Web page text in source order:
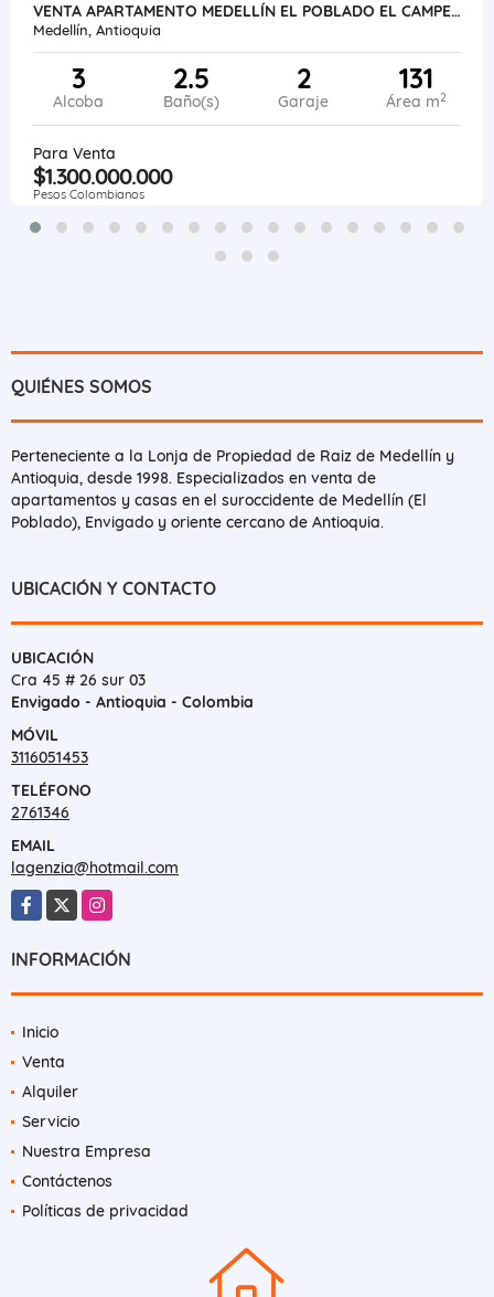
VENTA APARTAMENTO MEDELLÍN EL POBLADO EL CAMPESTRE.
Medellín, Antioquia
3
Alcoba
2.5
Baño(s)
2
Garaje
131
Área m2
Para Venta
$1.300.000.000
Pesos Colombianos
QUIÉNES SOMOS
Perteneciente a la Lonja de Propiedad de Raiz de Medellín y
Antioquia, desde 1998. Especializados en venta de
apartamentos y casas en el suroccidente de Medellín (El
Poblado), Envigado y oriente cercano de Antioquia.
UBICACIÓN Y CONTACTO
UBICACIÓN
Cra 45 # 26 sur 03
Envigado - Antioquia - Colombia
MÓVIL
3116051453
TELÉFONO
2761346
EMAIL
lagenzia@hotmail.com
INFORMACIÓN
Inicio
Venta
Alquiler
Servicio
Nuestra Empresa
Contáctenos